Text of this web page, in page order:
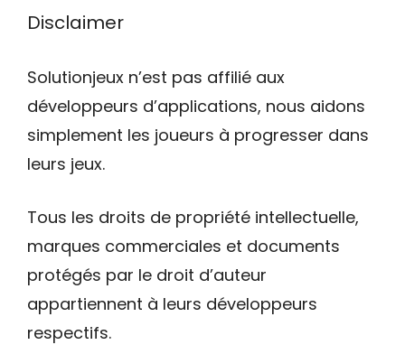
Disclaimer
Solutionjeux n’est pas affilié aux
développeurs d’applications, nous aidons
simplement les joueurs à progresser dans
leurs jeux.
Tous les droits de propriété intellectuelle,
marques commerciales et documents
protégés par le droit d’auteur
appartiennent à leurs développeurs
respectifs.